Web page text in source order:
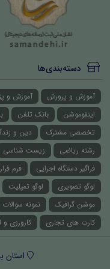
دسته‌بندی‌ها
آموزش و پرورش آموزش و
اینفوموشن
بانک تلفن
تخصصی مشترک
دین و
رشته ریاضی
زیست شناسی
فراگیر دستگاه اجرایی
فرم
لوگو تصویری
لوگو تمپلیت
موشن گرافیک
نمونه سوالات
کارت های تجاری
کارورزی و
استان